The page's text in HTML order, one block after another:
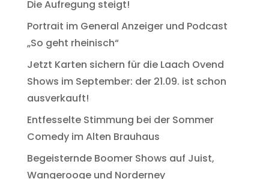
Die Aufregung steigt!
Portrait im General Anzeiger und Podcast
„So geht rheinisch“
Jetzt Karten sichern für die Laach Ovend
Shows im September: der 21.09. ist schon
ausverkauft!
Entfesselte Stimmung bei der Sommer
Comedy im Alten Brauhaus
Begeisternde Boomer Shows auf Juist,
Wangerooge und Norderney